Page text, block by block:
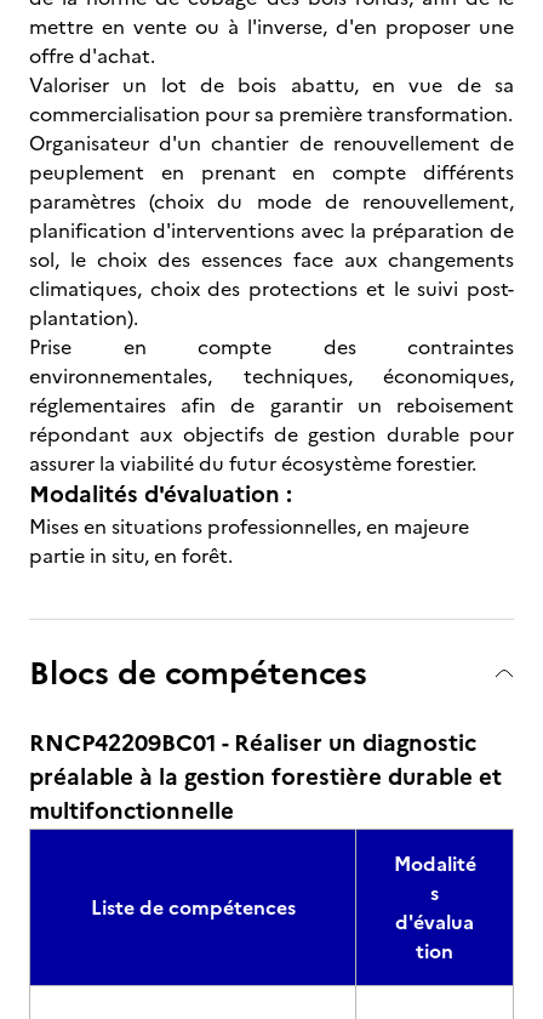
mettre en vente ou à l'inverse, d'en proposer une
offre d'achat.
Valoriser un lot de bois abattu, en vue de sa
commercialisation pour sa première transformation.
Organisateur d'un chantier de renouvellement de
peuplement en prenant en compte différents
paramètres (choix du mode de renouvellement,
planification d'interventions avec la préparation de
sol, le choix des essences face aux changements
climatiques, choix des protections et le suivi post-
plantation).
Prise en compte des contraintes
environnementales, techniques, économiques,
réglementaires afin de garantir un reboisement
répondant aux objectifs de gestion durable pour
assurer la viabilité du futur écosystème forestier.
Modalités d'évaluation :
Mises en situations professionnelles, en majeure
partie in situ, en forêt.
Blocs de compétences
RNCP42209BC01 - Réaliser un diagnostic
préalable à la gestion forestière durable et
multifonctionnelle
Liste de compétences
Modalité
s
d'évalua
tion